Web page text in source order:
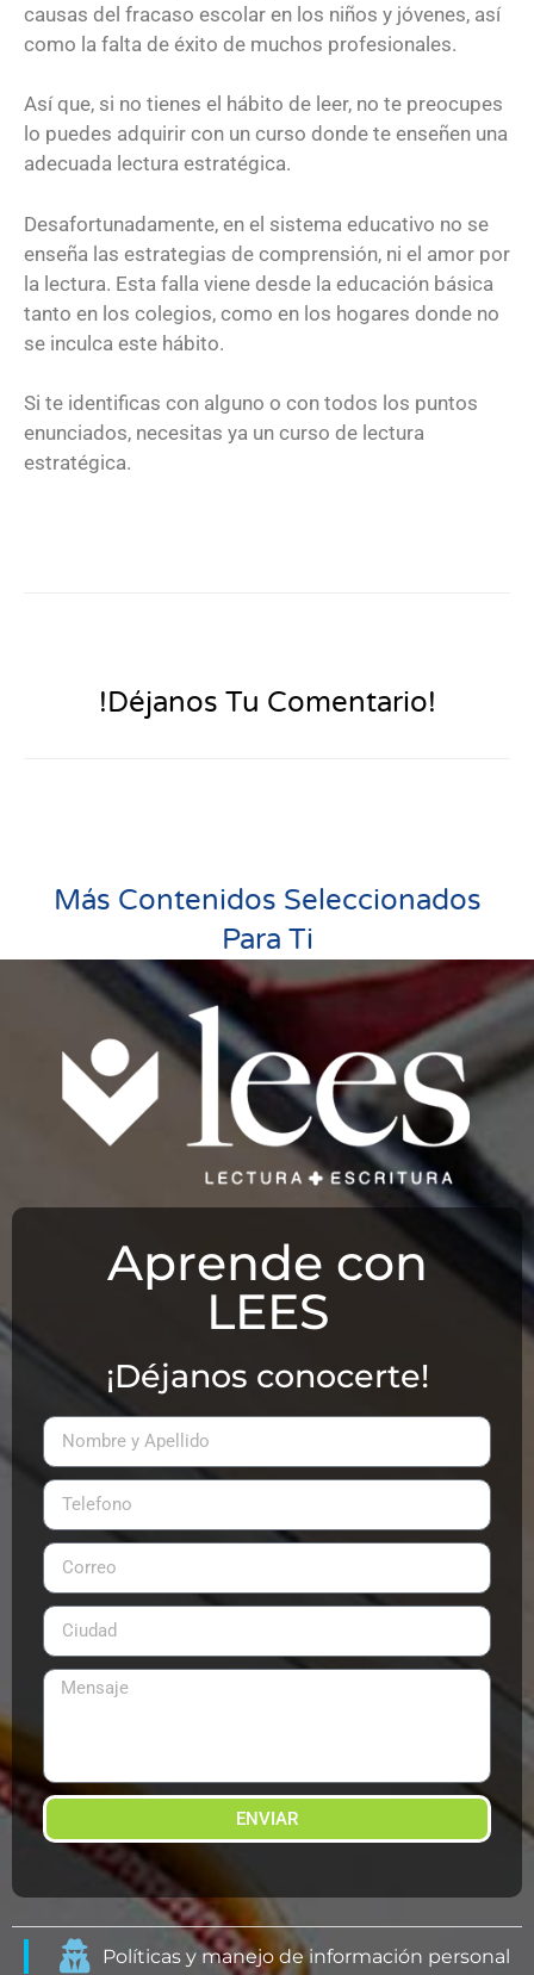
causas del fracaso escolar en los niños y jóvenes, así
como la falta de éxito de muchos profesionales.
Así que, si no tienes el hábito de leer, no te preocupes
lo puedes adquirir con un curso donde te enseñen una
adecuada lectura estratégica.
Desafortunadamente, en el sistema educativo no se
enseña las estrategias de comprensión, ni el amor por
la lectura. Esta falla viene desde la educación básica
tanto en los colegios, como en los hogares donde no
se inculca este hábito.
Si te identificas con alguno o con todos los puntos
enunciados, necesitas ya un curso de lectura
estratégica.
!Déjanos Tu Comentario!
Más Contenidos Seleccionados
Para Ti
Aprende con
LEES
¡Déjanos conocerte!
ENVIAR
Políticas y manejo de información personal